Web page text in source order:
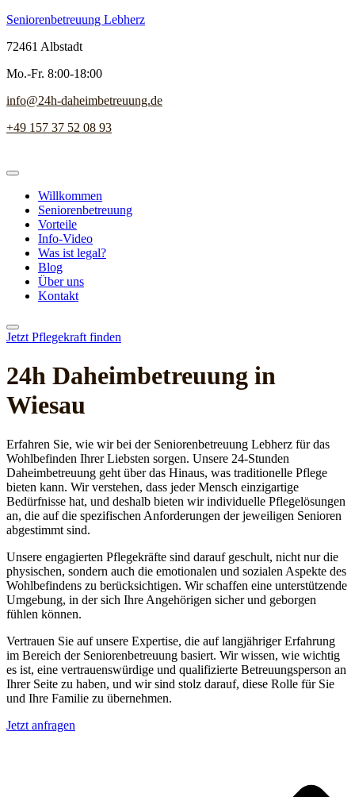
Seniorenbetreuung Lebherz
72461 Albstadt
Mo.-Fr. 8:00-18:00
info@24h-daheimbetreuung.de
+49 157 37 52 08 93
Willkommen
Seniorenbetreuung
Vorteile
Info-Video
Was ist legal?
Blog
Über uns
Kontakt
Jetzt Pflegekraft finden
24h Daheim­betreuung in
Wiesau
Erfahren Sie, wie wir bei der Seniorenbetreuung Lebherz für das
Wohlbefinden Ihrer Liebsten sorgen. Unsere 24-Stunden
Daheimbetreuung geht über das Hinaus, was traditionelle Pflege
bieten kann. Wir verstehen, dass jeder Mensch einzigartige
Bedürfnisse hat, und deshalb bieten wir individuelle Pflegelösungen
an, die auf die spezifischen Anforderungen der jeweiligen Senioren
abgestimmt sind.
Unsere engagierten Pflegekräfte sind darauf geschult, nicht nur die
physischen, sondern auch die emotionalen und sozialen Aspekte des
Wohlbefindens zu berücksichtigen. Wir schaffen eine unterstützende
Umgebung, in der sich Ihre Angehörigen sicher und geborgen
fühlen können.
Vertrauen Sie auf unsere Expertise, die auf langjähriger Erfahrung
im Bereich der Seniorenbetreuung basiert. Wir wissen, wie wichtig
es ist, eine vertrauenswürdige und qualifizierte Betreuungsperson an
Ihrer Seite zu haben, und wir sind stolz darauf, diese Rolle für Sie
und Ihre Familie zu übernehmen.
Jetzt anfragen